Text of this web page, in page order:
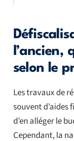
l’ancien,
selon le
Les travaux de
souvent d’aides
d’en alléger le
Cependant, la